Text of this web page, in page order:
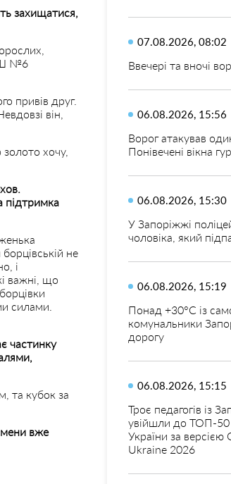
захищатися,
№6
привів друг.
він,
золото хочу,
не
і
важні, що
силами.
частинку
та кубок за
вже
07.08.2026, 08:02
Ввечері та вночі
06.08.2026, 15:56
Ворог атакував
Понівечені вікна
06.08.2026, 15:30
У Запоріжжі
чоловіка, який
06.08.2026, 15:19
Понад +30°C із
комунальники
дорогу
06.08.2026, 15:15
Троє педагогів із
увійшли до ТОП-50
України за версією
Ukraine 2026